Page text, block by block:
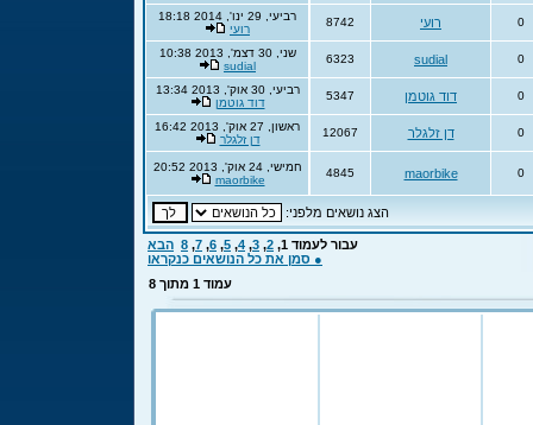
0 רועי 8742
רביעי, 29 ינו', 2014 18:18
רועי
0
sudial
6323
שני, 30 דצמ', 2013 10:38
sudial
0 דוד גוטמן 5347
רביעי, 30 אוק', 2013 13:34
דוד גוטמן
0 דן זלגלר 12067
ראשון, 27 אוק', 2013 16:42
דן זלגלר
0
maorbike
4845
חמישי, 24 אוק', 2013 20:52
maorbike
הצג נושאים מלפני:
עבור לעמוד 1
,
2
,
3
,
4
,
5
,
6
,
7
,
8 הבא
● סמן את כל הנושאים כנקראו
עמוד 1 מתוך 8